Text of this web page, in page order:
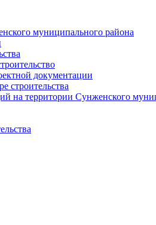
муниципального района
документации
строительства
на территории Сунженского